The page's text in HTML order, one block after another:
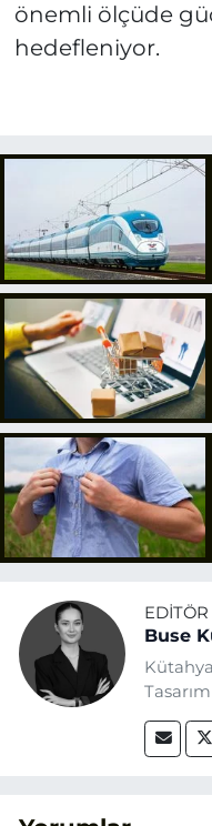
önemli ölçüde
hedefleniyor.
EDITÖR
Buse
mezun